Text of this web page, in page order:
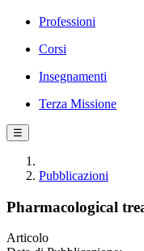
Professioni
Corsi
Insegnamenti
Terza Missione
☰
Pubblicazioni
Pharmacological
Articolo